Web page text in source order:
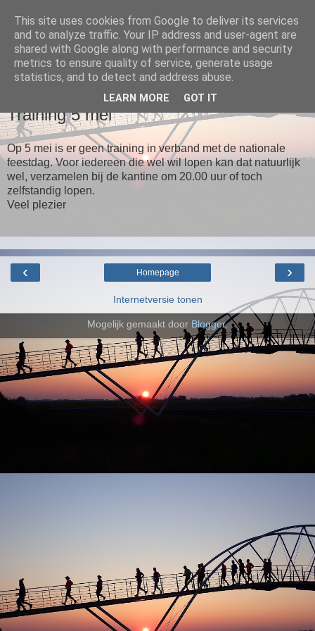
Loopgroep Wommels
Training 5 mei
Op 5 mei is er geen training in verband met de nationale
feestdag. Voor iedereen die wel wil lopen kan dat natuurlijk
wel, verzamelen bij de kantine om 20.00 uur of toch
zelfstandig lopen.
Veel plezier
‹ ›
Homepage
Internetversie tonen
Mogelijk gemaakt door Blogger.
This site uses cookies from Google to deliver its services
and to analyze traffic. Your IP address and user-agent are
shared with Google along with performance and security
metrics to ensure quality of service, generate usage
statistics, and to detect and address abuse.
LEARN MORE GOT IT